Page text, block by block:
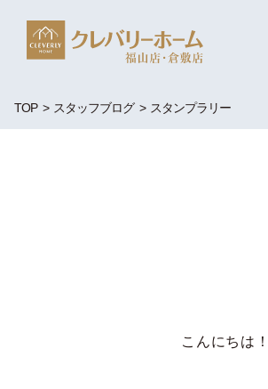
TOP スタッフブログ スタンプラリー
こんにちは